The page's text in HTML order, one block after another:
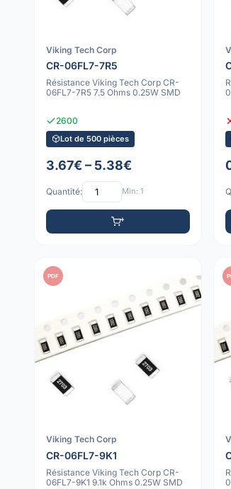
Viking Tech Corp
CR-06FL7-7R5
Résistance Viking Tech Corp CR-
06FL7-7R5 7.5 Ohms 0.25W SMD
2600
Lot de 500 pièces
3.67€ – 5.38€
Quantité: Min: 1
PDF
Viking Tech Corp
CR-06FL7-9K1
Résistance Viking Tech Corp CR-
06FL7-9K1 9.1k Ohms 0.25W SMD